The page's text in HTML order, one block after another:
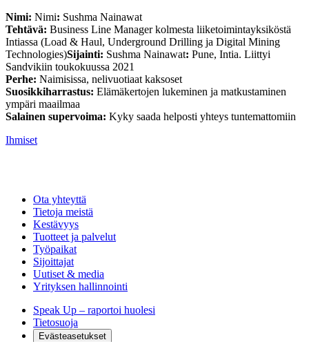
Nimi: Nimi: Sushma Nainawat
Tehtävä: Business Line Manager kolmesta liiketoimintayksiköstä
Intiassa (Load & Haul, Underground Drilling ja Digital Mining
Technologies)Sijainti: Sushma Nainawat: Pune, Intia. Liittyi
Sandvikiin toukokuussa 2021
Perhe: Naimisissa, nelivuotiaat kaksoset
Suosikkiharrastus: Elämäkertojen lukeminen ja matkustaminen
ympäri maailmaa
Salainen supervoima: Kyky saada helposti yhteys tuntemattomiin
Ihmiset
Ota yhteyttä
Tietoja meistä
Kestävyys
Tuotteet ja palvelut
Työpaikat
Sijoittajat
Uutiset & media
Yrityksen hallinnointi
Speak Up – raportoi huolesi
Tietosuoja
Evästeasetukset